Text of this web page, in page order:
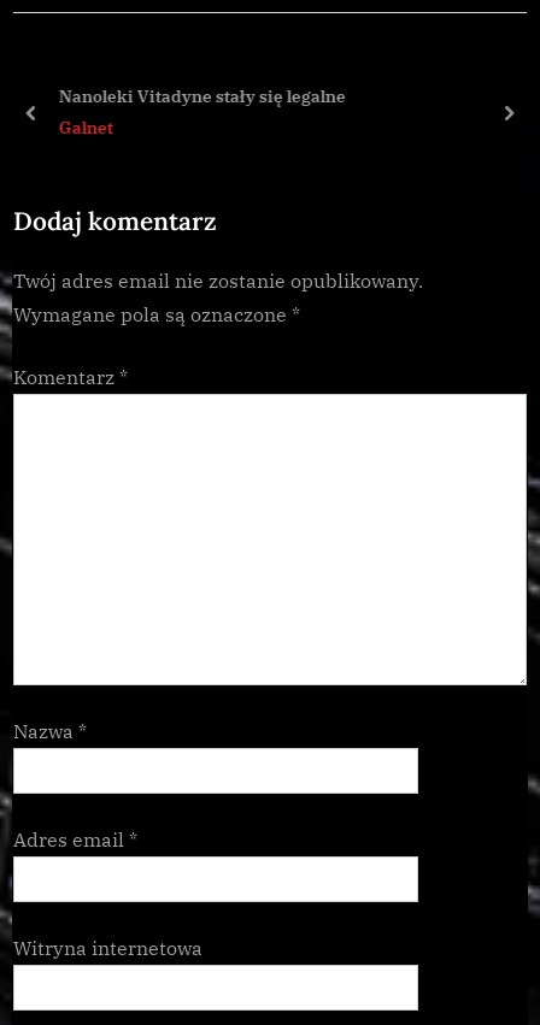
u
o
:
P
Nanoleki Vitadyne stały się legalne
Galnet
prev
Dodaj komentarz
Twój adres email nie zostanie opublikowany.
Wymagane pola są oznaczone *
Komentarz *
Nazwa *
Adres email *
Witryna internetowa